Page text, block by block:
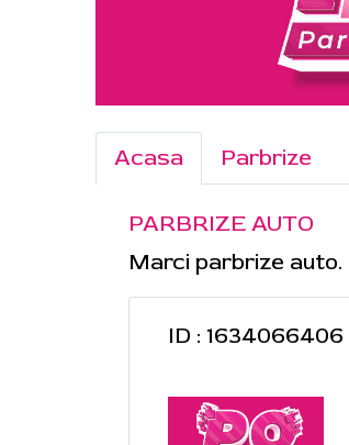
Acasa Parbrize
PARBRIZE AUTO
Marci parbrize auto.
ID : 1634066406